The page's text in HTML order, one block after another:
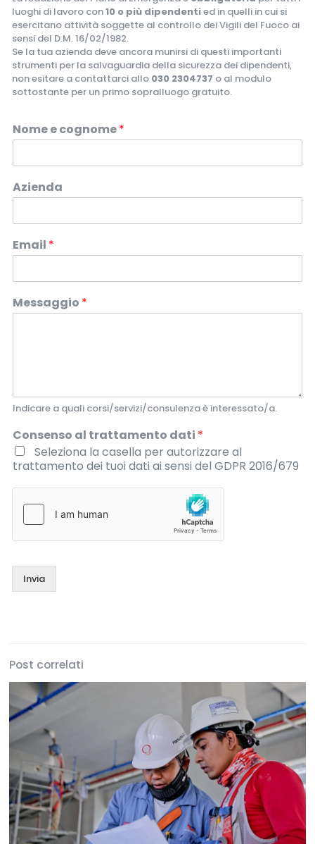
luoghi di lavoro con10 o più dipendentied in quelli in cui si
esercitano attività soggette al controllo dei Vigili del Fuoco ai
sensi del D.M. 16/02/1982.
Se la tua azienda deve ancora munirsi di questi importanti
strumenti per la salvaguardia della sicurezza dei dipendenti,
non esitare a contattarci allo 030 2304737 o al modulo
sottostante per un primo sopralluogo gratuito.
Nome e cognome*
Azienda
Email *
Messaggio *
Indicare a quali corsi/servizi/consulenza è interessato/a.
Consenso al trattamento dati *
Seleziona la casella per autorizzare al
trattamento dei tuoi dati ai sensi del GDPR 2016/679
Invia
Post correlati